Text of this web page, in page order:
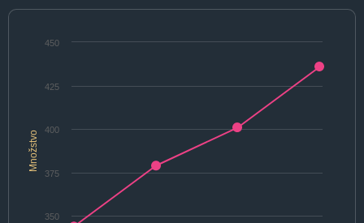
Množstvo 400
350
375
425
450